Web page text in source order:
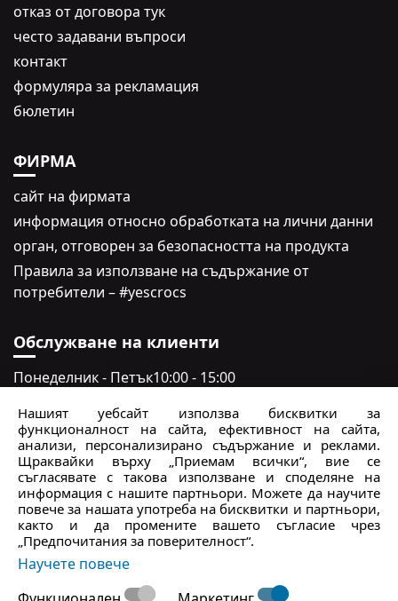
oтказ от договора тук
често задавани въпроси
контакт
формуляра за рекламация
бюлетин
ФИРМА
сайт на фирмата
информация относно обработката на лични данни
oрган, отговорен за безопасността на продукта
Правила за използване на съдържание от
потребители – #yescrocs
Обслужване на клиенти
Понеделник - Петък10:00 - 15:00
crocs.bg@intersocks.pl
+359
Изпрати
ПриемамПолитиката за поверителност
Нашият уебсайт използва бисквитки за
функционалност на сайта, ефективност на сайта,
анализи, персонализирано съдържание и реклами.
Щраквайки върху „Приемам всички“, вие се
съгласявате с такова използване и споделяне на
информация с нашите партньори. Можете да научите
повече за нашата употреба на бисквитки и партньори,
както и да промените вашето съгласие чрез
„Предпочитания за поверителност“.
Научете повече